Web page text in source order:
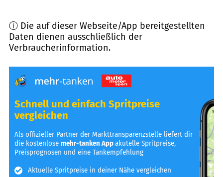
ⓘ Die auf dieser Webseite/App bereitgestellten
Daten dienen ausschließlich der
Verbraucherinformation.
Schnell und einfach Spritpreise
vergleichen
Als offizieller Partner der Markttransparenzstelle liefert dir
die kostenlosemehr-tanken Appakutelle Spritpreise,
Preisprognosen und eine Tankempfehlung
Aktuelle Spritpreise in deiner Nähe vergleichen